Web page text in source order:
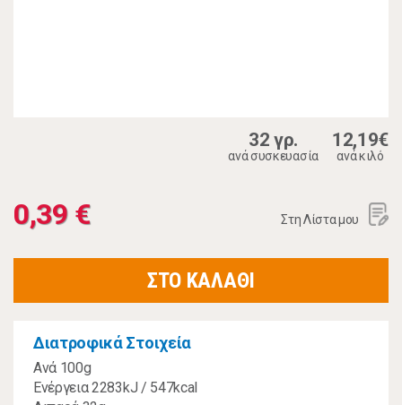
32 γρ.
ανά συσκευασία
12,19€
ανά κιλό
0,39 € Στη Λίστα μου
ΣΤΟ ΚΑΛΑΘΙ
Διατροφικά Στοιχεία
Ανά 100g
Ενέργεια 2283kJ / 547kcal